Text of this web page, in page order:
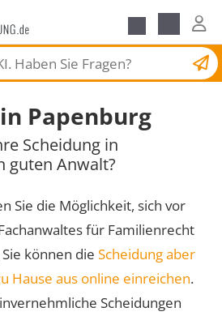
Scheidungsantrag
Papenburg
Scheidung in
guten Anwalt?
Sie die Möglichkeit, sich vor
für Familienrecht
können die Scheidung aber
Hause aus online einreichen.
Scheidungen